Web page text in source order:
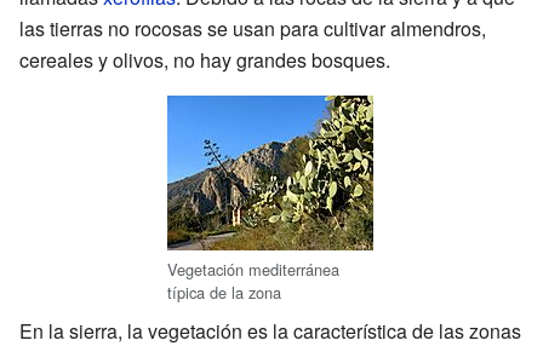
las tierras no rocosas se usan para cultivar almendros,
cereales y olivos, no hay grandes bosques.
Vegetación mediterránea
típica de la zona
En la sierra, la vegetación es la característica de las zonas